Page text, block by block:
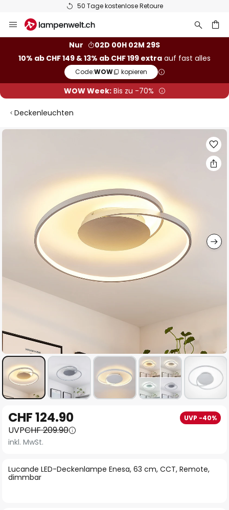
50 Tage kostenlose Retoure
Inhalt
Nur
02D 00H 02M 28S
10% ab CHF 149 & 13% ab CHF 199 extra auf fast alles
Code:WOW kopieren
WOW Week:Bis zu -70%
Deckenleuchten
Zum
Anfang
der
Bildgalerie
Lucande LED-Deckenlampe Enesa, 63 cm, CCT, Remote,
dimmbar
CHF 124.90 UVP -40%
UVPCHF 209.90
inkl. MwSt.